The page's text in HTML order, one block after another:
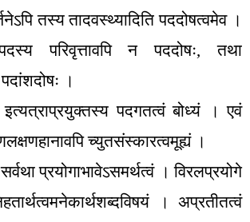
तस्य तादवस्थ्यादिति पददोषत्वमेव ।
परिवृत्तावपि न पददोषः,तथा
।
इत्यत्राप्रयुक्तस्य पदगतत्वं बोध्यं । एवं
च्युतसंस्कारत्वमूह्यं ।
प्रयोगाभावेऽसमर्थत्वं । विरलप्रयोगे
। अप्रतीतत्वं